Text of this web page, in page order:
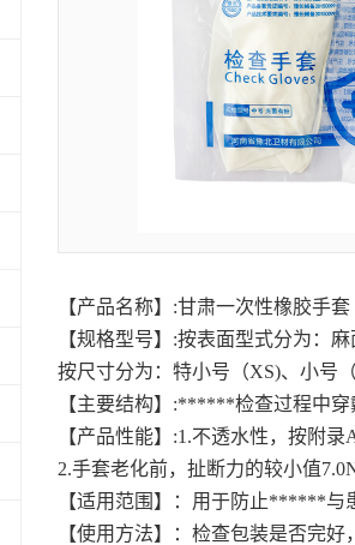
【产品名称】:甘肃一次性橡胶手套
【规格型号】:按表面型式分为：
按尺寸分为：特小号（XS)、小号
【主要结构】:******检查过程中
【产品性能】:1.不透水性，按附
2.手套老化前，扯断力的较小值
【适用范围】：用于防止******与
【使用方法】：检查包装是否完好